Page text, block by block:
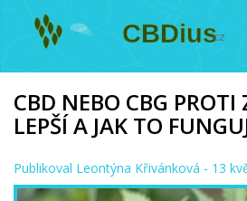
CBD NEBO CBG PROTI
LEPŠÍ A JAK TO
Publikoval Leontýna Křivánková - 13